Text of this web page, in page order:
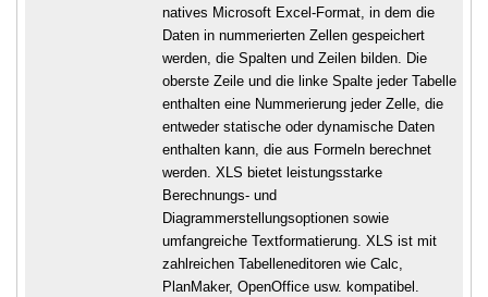
natives Microsoft Excel-Format, in dem die
Daten in nummerierten Zellen gespeichert
werden, die Spalten und Zeilen bilden. Die
oberste Zeile und die linke Spalte jeder Tabelle
enthalten eine Nummerierung jeder Zelle, die
entweder statische oder dynamische Daten
enthalten kann, die aus Formeln berechnet
werden. XLS bietet leistungsstarke
Berechnungs- und
Diagrammerstellungsoptionen sowie
umfangreiche Textformatierung. XLS ist mit
zahlreichen Tabelleneditoren wie Calc,
PlanMaker, OpenOffice usw. kompatibel.